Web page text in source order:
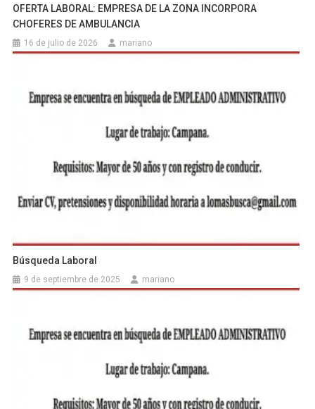
OFERTA LABORAL: EMPRESA DE LA ZONA INCORPORA
CHOFERES DE AMBULANCIA
16 de julio de 2026 mariano
Búsqueda Laboral
9 de septiembre de 2025 mariano